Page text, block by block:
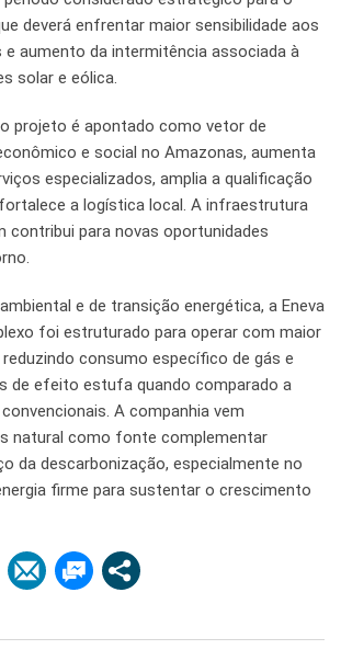
deverá enfrentar maior sensibilidade aos
aumento da intermitência associada à
solar e eólica.
projeto é apontado como vetor de
e social no Amazonas, aumenta
especializados, amplia a qualificação
a logística local. A infraestrutura
contribui para novas oportunidades
e de transição energética, a Eneva
foi estruturado para operar com maior
consumo específico de gás e
de efeito estufa quando comparado a
A companhia vem
natural como fonte complementar
da descarbonização, especialmente no
firme para sustentar o crescimento